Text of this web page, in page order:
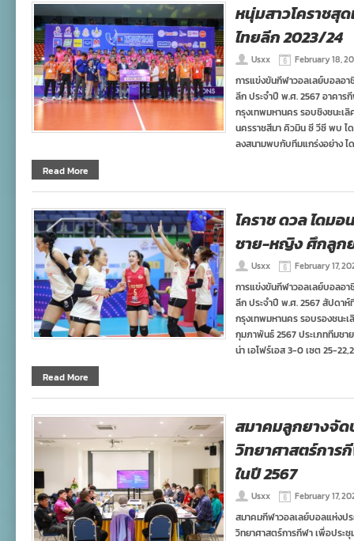
หนุ่มสาวโคราชสุ
ไทยลีก 2023/24
Usxx February 18,
การแข่งขันกีฬาวอลเลย์บอลอา
ลีก ประจำปี พ.ศ. 2567 อาคา
กรุงเทพมหานคร รอบชิงชนะเ
นครราชสีมา คิวมิน ซี วีซี พบ ไ
ลงสนามพบกับทีมแกร่งอย่าง
Read More
โคราช ดวล ไดม
ชาย-หญิง ศึกลูก
Usxx February 17,
การแข่งขันกีฬาวอลเลย์บอลอา
ลีก ประจำปี พ.ศ. 2567 สัปดา
กรุงเทพมหานคร รอบรองชนะ
กุมภาพันธ์ 2567 ประเภททีมชา
น่า เอโฟร์เอส 3-0 เซต 25-
Read More
สมาคมลูกยางจั
วิทยาศาสตร์การ
ในปี 2567
Usxx February 17,
สมาคมกีฬาวอลเลย์บอลแห่งป
วิทยาศาสตร์การกีฬา เพื่อประ